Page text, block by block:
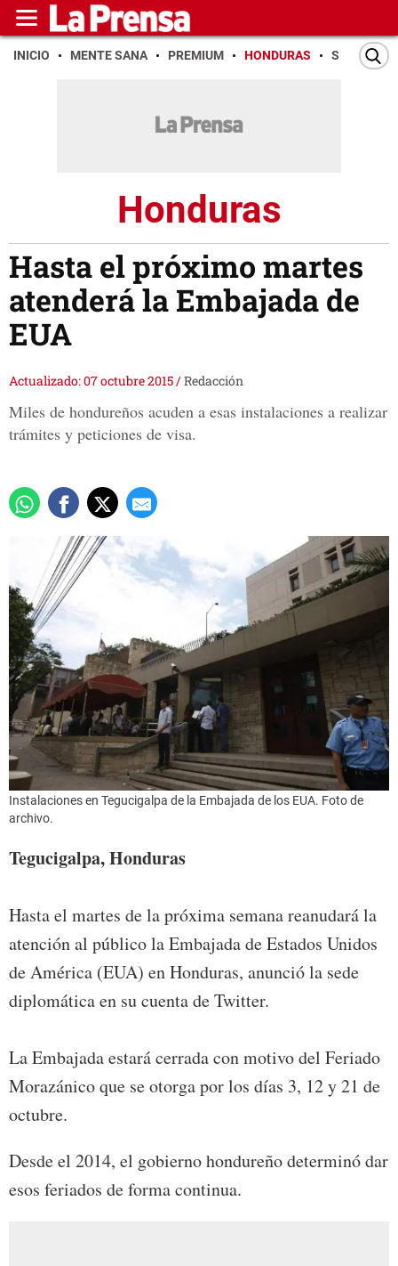
INICIO MENTE SANA PREMIUM HONDURAS SAN PEDRO
Honduras
Hasta el próximo martes
atenderá la Embajada de
EUA
Actualizado: 07 octubre 2015/Redacción
Miles de hondureños acuden a esas instalaciones a realizar
trámites y peticiones de visa.
Instalaciones en Tegucigalpa de la Embajada de los EUA. Foto de
archivo.
Tegucigalpa, Honduras
Hasta el martes de la próxima semana reanudará la
atención al público la Embajada de Estados Unidos
de América (EUA) en Honduras, anunció la sede
diplomática en su cuenta de Twitter.
La Embajada estará cerrada con motivo del Feriado
Morazánico que se otorga por los días 3, 12 y 21 de
octubre.
Desde el 2014, el gobierno hondureño determinó dar
esos feriados de forma continua.